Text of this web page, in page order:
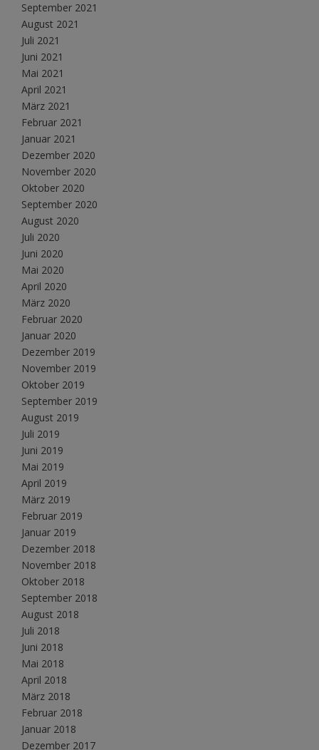
September 2021
August 2021
Juli 2021
Juni 2021
Mai 2021
April 2021
März 2021
Februar 2021
Januar 2021
Dezember 2020
November 2020
Oktober 2020
September 2020
August 2020
Juli 2020
Juni 2020
Mai 2020
April 2020
März 2020
Februar 2020
Januar 2020
Dezember 2019
November 2019
Oktober 2019
September 2019
August 2019
Juli 2019
Juni 2019
Mai 2019
April 2019
März 2019
Februar 2019
Januar 2019
Dezember 2018
November 2018
Oktober 2018
September 2018
August 2018
Juli 2018
Juni 2018
Mai 2018
April 2018
März 2018
Februar 2018
Januar 2018
Dezember 2017